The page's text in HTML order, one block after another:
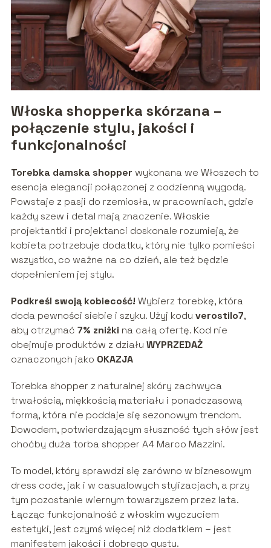
Włoska shopperka skórzana –
połączenie stylu, jakości i
funkcjonalności
Torebka damska shopper wykonana we Włoszech to
esencja elegancji połączonej z codzienną wygodą.
Powstaje z pasji do rzemiosła, w pracowniach, gdzie
każdy szew i detal mają znaczenie. Włoskie
projektantki i projektanci doskonale rozumieją, że
kobieta potrzebuje dodatku, który nie tylko pomieści
wszystko, co ważne na co dzień, ale też będzie
dopełnieniem jej stylu.
Podkreśl swoją kobiecość! Wybierz torebkę, która
doda pewności siebie i szyku. Użyj kodu verostilo7,
aby otrzymać 7% zniżki na całą ofertę. Kod nie
obejmuje produktów z działu WYPRZEDAŻ
oznaczonych jako OKAZJA
Torebka shopper z naturalnej skóry zachwyca
trwałością, miękkością materiału i ponadczasową
formą, która nie poddaje się sezonowym trendom.
Dowodem, potwierdzającym słuszność tych słów jest
choćby duża torba shopper A4 Marco Mazzini.
To model, który sprawdzi się zarówno w biznesowym
dress code, jak i w casualowych stylizacjach, a przy
tym pozostanie wiernym towarzyszem przez lata.
Łącząc funkcjonalność z włoskim wyczuciem
estetyki, jest czymś więcej niż dodatkiem – jest
manifestem jakości i dobrego gustu.